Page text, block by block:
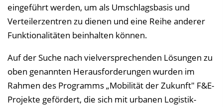
eingeführt werden, um als Umschlagsbasis und
Verteilerzentren zu dienen und eine Reihe anderer
Funktionalitäten beinhalten können.
Auf der Suche nach vielversprechenden Lösungen zu
oben genannten Herausforderungen wurden im
Rahmen des Programms „Mobilität der Zukunft" F&E-
Projekte gefördert, die sich mit urbanen Logistik-